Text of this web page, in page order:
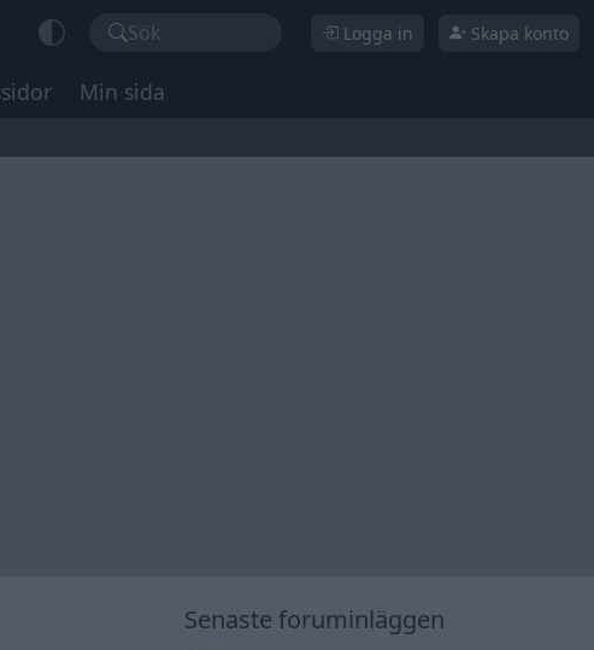
Sök Logga in Skapa konto
Min sida
Senaste foruminläggen